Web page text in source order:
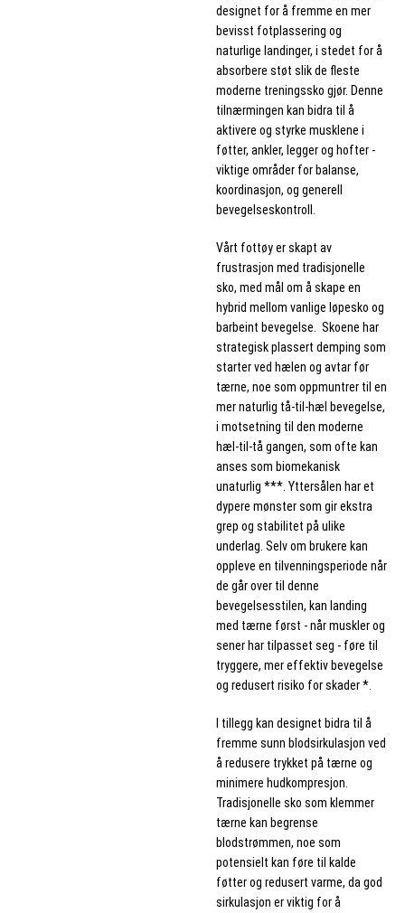
designet for å fremme en mer
bevisst fotplassering og
naturlige landinger, i stedet for å
absorbere støt slik de fleste
moderne treningssko gjør. Denne
tilnærmingen kan bidra til å
aktivere og styrke musklene i
føtter, ankler, legger og hofter -
viktige områder for balanse,
koordinasjon, og generell
bevegelseskontroll.
Vårt fottøy er skapt av
frustrasjon med tradisjonelle
sko, med mål om å skape en
hybrid mellom vanlige løpesko og
barbeint bevegelse. Skoene har
strategisk plassert demping som
starter ved hælen og avtar før
tærne, noe som oppmuntrer til en
mer naturlig tå-til-hæl bevegelse,
i motsetning til den moderne
hæl-til-tå gangen, som ofte kan
anses som biomekanisk
unaturlig ***. Yttersålen har et
dypere mønster som gir ekstra
grep og stabilitet på ulike
underlag. Selv om brukere kan
oppleve en tilvenningsperiode når
de går over til denne
bevegelsesstilen, kan landing
med tærne først - når muskler og
sener har tilpasset seg - føre til
tryggere, mer effektiv bevegelse
og redusert risiko for skader *.
I tillegg kan designet bidra til å
fremme sunn blodsirkulasjon ved
å redusere trykket på tærne og
minimere hudkompresjon.
Tradisjonelle sko som klemmer
tærne kan begrense
blodstrømmen, noe som
potensielt kan føre til kalde
føtter og redusert varme, da god
sirkulasjon er viktig for å